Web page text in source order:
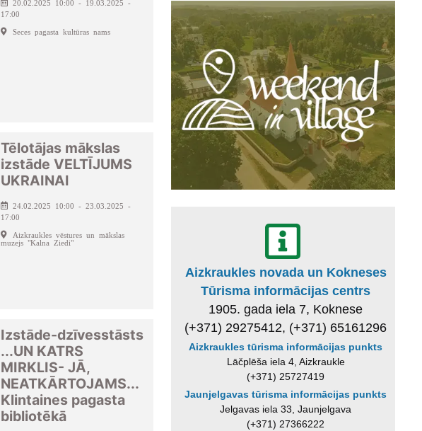
20.02.2025 10:00 - 19.03.2025 -
17:00
Seces pagasta kultūras nams
Tēlotājas mākslas
izstāde VELTĪJUMS
UKRAINAI
24.02.2025 10:00 - 23.03.2025 -
17:00
Aizkraukles vēstures un mākslas
muzejs "Kalna Ziedi"
Izstāde-dzīvesstāsts
...UN KATRS
MIRKLIS- JĀ,
NEATKĀRTOJAMS...
Klintaines pagasta
bibliotēkā
Aizkraukles novada un Kokneses
Tūrisma informācijas centrs
1905. gada iela 7, Koknese
(+371) 29275412, (+371) 65161296
Aizkraukles tūrisma informācijas punkts
Lāčplēša iela 4, Aizkraukle
(+371) 25727419
Jaunjelgavas tūrisma informācijas punkts
Jelgavas iela 33, Jaunjelgava
(+371) 27366222